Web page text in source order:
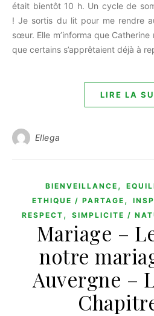
était bientôt 10 h. Un cycle de
! Je sortis du lit pour me rendre
sœur. Elle m’informa que
que certains s’apprêtaient déjà à
LIRE LA
Ellega
BIENVEILLANCE ,
ETHIQUE / PARTAGE ,
RESPECT , SIMPLICITE /
Mariage –
notre
Auvergne –